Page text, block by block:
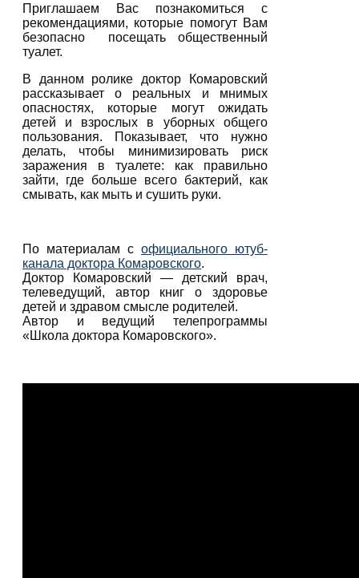
Приглашаем Вас познакомиться с
рекомендациями, которые помогут Вам
безопасно посещать общественный
туалет.
В данном ролике доктор Комаровский
рассказывает о реальных и мнимых
опасностях, которые могут ожидать
детей и взрослых в уборных общего
пользования. Показывает, что нужно
делать, чтобы минимизировать риск
заражения в туалете: как правильно
зайти, где больше всего бактерий, как
смывать, как мыть и сушить руки.
По материалам с официального ютуб-
канала доктора Комаровского.
Доктор Комаровский — детский врач,
телеведущий, автор книг о здоровье
детей и здравом смысле родителей.
Автор и ведущий телепрограммы
«Школа доктора Комаровского».